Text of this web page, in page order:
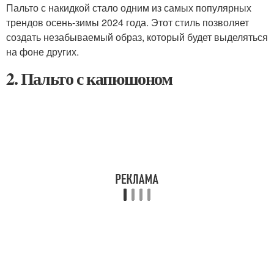
Пальто с накидкой стало одним из самых популярных
трендов осень-зимы 2024 года. Этот стиль позволяет
создать незабываемый образ, который будет выделяться
на фоне других.
2. Пальто с капюшоном